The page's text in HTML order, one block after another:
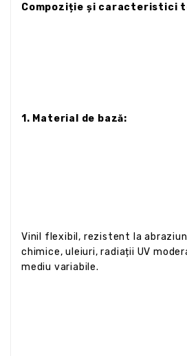
Compoziție și caracteristici
1. Material de bază:
Vinil flexibil, rezistent la
chimice, uleiuri, radiații UV
mediu variabile.